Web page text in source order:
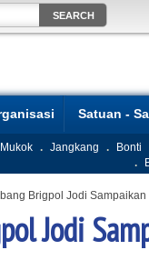
Satuan -
Mukok . Jangkang .
Bonti
.
Brigpol Jodi
Jodi